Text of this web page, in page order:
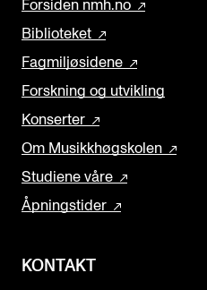
Forsiden nmh.no
Biblioteket
Fagmiljøsidene
Forskning og utvikling
Konserter
Om Musikkhøgskolen
Studiene våre
Åpningstider
KONTAKT